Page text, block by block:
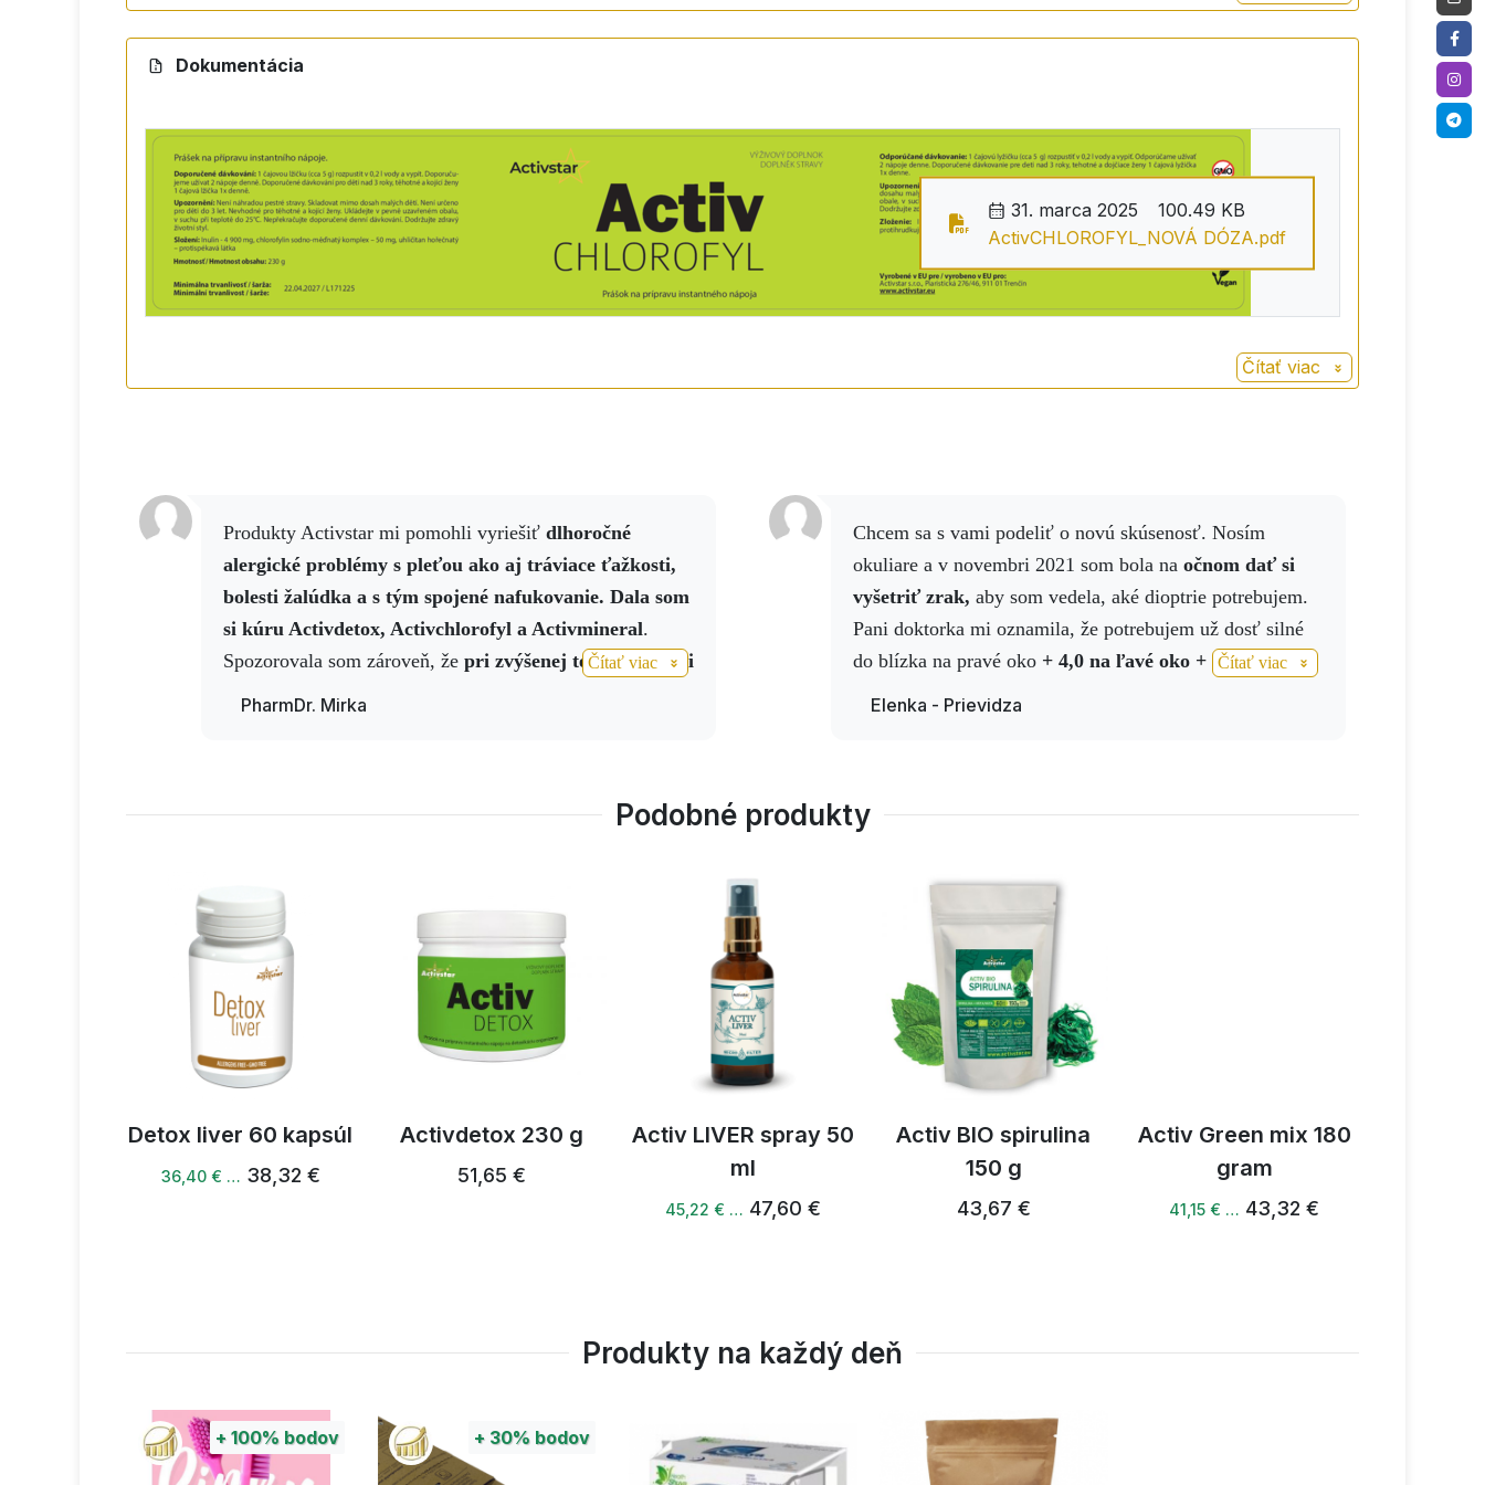
✔ pri potrebe očisty organizmu
✔ pri pocite únavy a zaťaženia
✔ ako podpora trávenia
✔ pri zmene životného štýlu
✔ pre každého, kto chce telu dopriať viac prírodnej rovnováhy
Activ Chlorofyl – čistá zelená energia pre telo, ľahkosť a vnútornú sviežosť
Dokumentácia
31. marca 2025
100.49 KB
ActivCHLOROFYL_NOVÁ DÓZA.pdf
Čítať viac
Produkty Activstar mi pomohli vyriešiť dlhoročné
alergické problémy s pleťou ako aj tráviace ťažkosti,
bolesti žalúdka a s tým spojené nafukovanie. Dala som
si kúru Activdetox, Activchlorofyl a Activmineral.
Spozorovala som zároveň, že pri zvýšenej teplote, keď si
dám Cordycoffee
Čítať viac
PharmDr. Mirka
Chcem sa s vami podeliť o novú skúsenosť. Nosím
okuliare a v novembri 2021 som bola na očnom dať si
vyšetriť zrak, aby som vedela, aké dioptrie potrebujem.
Pani doktorka mi oznamila, že potrebujem už dosť silné
do blízka na pravé oko + 4,0 na ľavé oko + 3,75Po tejto
správe som začala pravidelne s
správa, skutočne sa oplatí pravidelne piť produkty a
Čítať viac
Elenka - Prievidza
Podobné produkty
Detox liver 60 kapsúl
36,40 € … 38,32 €
Activdetox 230 g
51,65 €
Activ LIVER spray 50
ml
45,22 € … 47,60 €
Activ BIO spirulina
150 g
43,67 €
Activ Green mix 180
gram
41,15 € … 43,32 €
Produkty na každý deň
+ 100%bodov + 30% bodov